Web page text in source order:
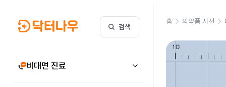
검색
비대면 진료
홈 의약품 사전